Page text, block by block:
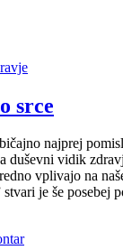
srce
najprej
duševni vidik
vplivajo na
je še posebej